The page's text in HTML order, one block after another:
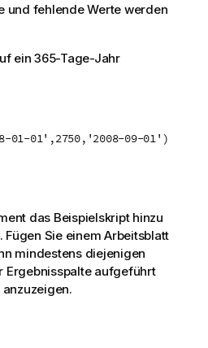
und fehlende Werte werden
ein 365-Tage-Jahr
01-01',2750,'2008-09-01')
das Beispielskript hinzu
Fügen Sie einem Arbeitsblatt
mindestens diejenigen
Ergebnisspalte aufgeführt